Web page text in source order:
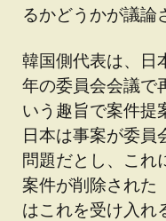
るかどうかが議論
韓国側代表は、日
年の委員会会議で
いう趣旨で案件提
日本は事案が委員
問題だとし、これ
案件が削除された
はこれを受け入れ